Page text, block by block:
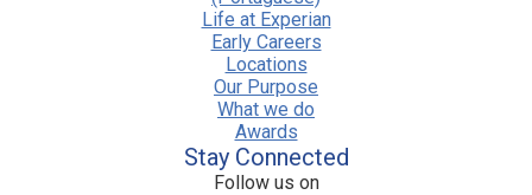
Life at Experian
Early Careers
Locations
Our Purpose
What we do
Awards
Stay Connected
Follow us on